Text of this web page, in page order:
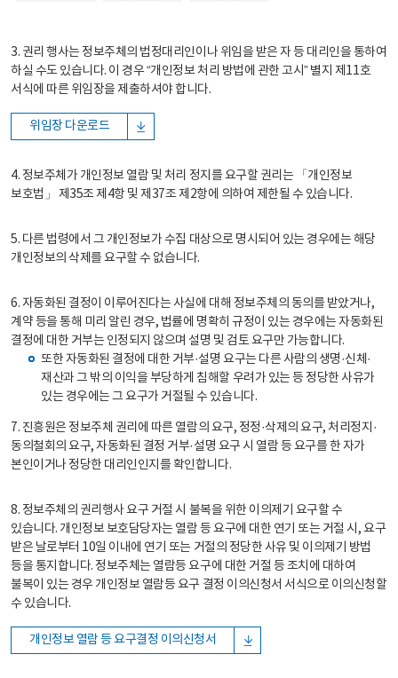
3. 권리 행사는 정보주체의 법정대리인이나 위임을 받은 자 등 대리인을 통하여
하실 수도 있습니다. 이 경우 “개인정보 처리 방법에 관한 고시” 별지 제11호
서식에 따른 위임장을 제출하셔야 합니다.
위임장 다운로드
4. 정보주체가 개인정보 열람 및 처리 정지를 요구할 권리는 「개인정보
보호법」 제35조 제4항 및 제37조 제2항에 의하여 제한될 수 있습니다.
5. 다른 법령에서 그 개인정보가 수집 대상으로 명시되어 있는 경우에는 해당
개인정보의 삭제를 요구할 수 없습니다.
6. 자동화된 결정이 이루어진다는 사실에 대해 정보주체의 동의를 받았거나,
계약 등을 통해 미리 알린 경우, 법률에 명확히 규정이 있는 경우에는 자동화된
결정에 대한 거부는 인정되지 않으며 설명 및 검토 요구만 가능합니다.
또한 자동화된 결정에 대한 거부·설명 요구는 다른 사람의 생명·신체·
재산과 그 밖의 이익을 부당하게 침해할 우려가 있는 등 정당한 사유가
있는 경우에는 그 요구가 거절될 수 있습니다.
7. 진흥원은 정보주체 권리에 따른 열람의 요구, 정정·삭제의 요구, 처리정지·
동의철회의 요구, 자동화된 결정 거부·설명 요구 시 열람 등 요구를 한 자가
본인이거나 정당한 대리인인지를 확인합니다.
8. 정보주체의 권리행사 요구 거절 시 불복을 위한 이의제기 요구할 수
있습니다. 개인정보 보호담당자는 열람 등 요구에 대한 연기 또는 거절 시, 요구
받은 날로부터 10일 이내에 연기 또는 거절의 정당한 사유 및 이의제기 방법
등을 통지합니다. 정보주체는 열람등 요구에 대한 거절 등 조치에 대하여
불복이 있는 경우 개인정보 열람등 요구 결정 이의신청서 서식으로 이의신청할
수 있습니다.
개인정보 열람 등 요구결정 이의신청서